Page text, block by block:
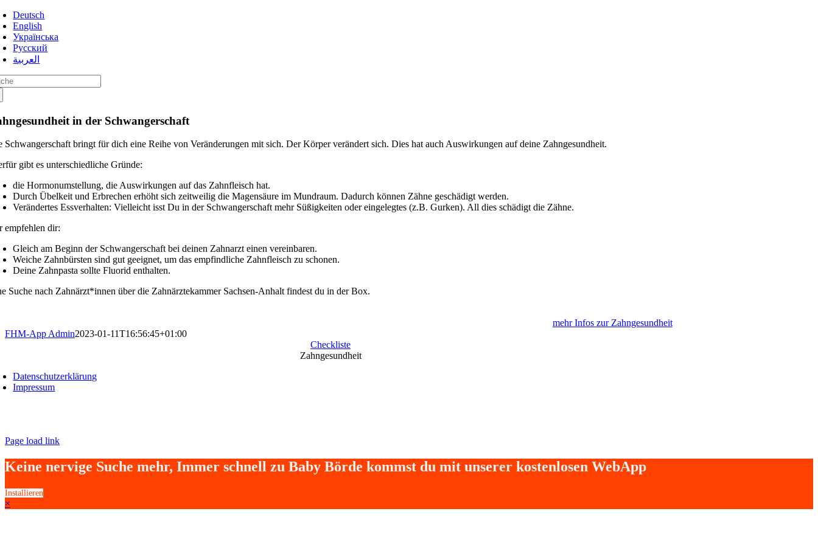
Zum
Inhalt
springen
Deutsch
English
Українська
Русский
العربية
in der Schwangerschaft
Schwangerschaft bringt für dich eine Reihe von Veränderungen mit sich. Der Körper verändert sich. Dies hat auch Auswirkungen auf deine Zahngesundheit.
gibt es unterschiedliche Gründe:
die Hormonumstellung, die Auswirkungen auf das Zahnfleisch hat.
Durch Übelkeit und Erbrechen erhöht sich zeitweilig die Magensäure im Mundraum. Dadurch können Zähne geschädigt werden.
Verändertes Essverhalten: Vielleicht isst Du in der Schwangerschaft mehr Süßigkeiten oder eingelegtes (z.B. Gurken). All dies schädigt die Zähne.
empfehlen dir:
Gleich am Beginn der Schwangerschaft bei deinen Zahnarzt einen vereinbaren.
Weiche Zahnbürsten sind gut geeignet, um das empfindliche Zahnfleisch zu schonen.
Deine Zahnpasta sollte Fluorid enthalten.
Suche nach Zahnärzt*innen über die Zahnärztekammer Sachsen-Anhalt findest du in der Box.
mehr Infos zur Zahngesundheit
FHM-App Admin2023-01-11T16:56:45+01:00
Checkliste
Zahngesundheit
Datenschutzerklärung
Impressum
Page load link
Keine nervige Suche mehr, Immer schnell zu Baby Börde kommst du mit unserer kostenlosen WebApp
Installieren
×